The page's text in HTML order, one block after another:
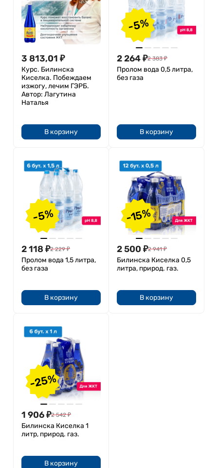
3 813,01 ₽
Курс. Билинска
Киселка. Побеждаем
изжогу, лечим ГЭРБ.
Автор: Лагутина
Наталья
В корзину
-5%
2 264₽2 383 ₽
Пролом вода 0,5 литра,
без газа
В корзину
-5%
2 118 ₽2 229 ₽
Пролом вода 1,5 литра,
без газа
В корзину
-15%
2 500 ₽2 941 ₽
Билинска Киселка 0,5
литра, природ. газ.
В корзину
-25%
1 906₽2 542 ₽
Билинска Киселка 1
литр, природ. газ.
В корзину